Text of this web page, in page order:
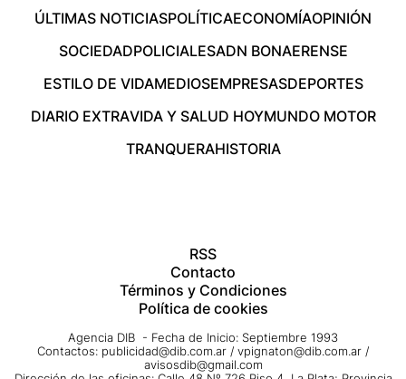
ÚLTIMAS NOTICIASPOLÍTICAECONOMÍAOPINIÓN
SOCIEDADPOLICIALESADN BONAERENSE
ESTILO DE VIDAMEDIOSEMPRESASDEPORTES
DIARIO EXTRAVIDA Y SALUD HOYMUNDO MOTOR
TRANQUERAHISTORIA
RSS
Contacto
Términos y Condiciones
Política de cookies
Agencia DIB - Fecha de Inicio: Septiembre 1993
Contactos: publicidad@dib.com.ar / vpignaton@dib.com.ar /
avisosdib@gmail.com